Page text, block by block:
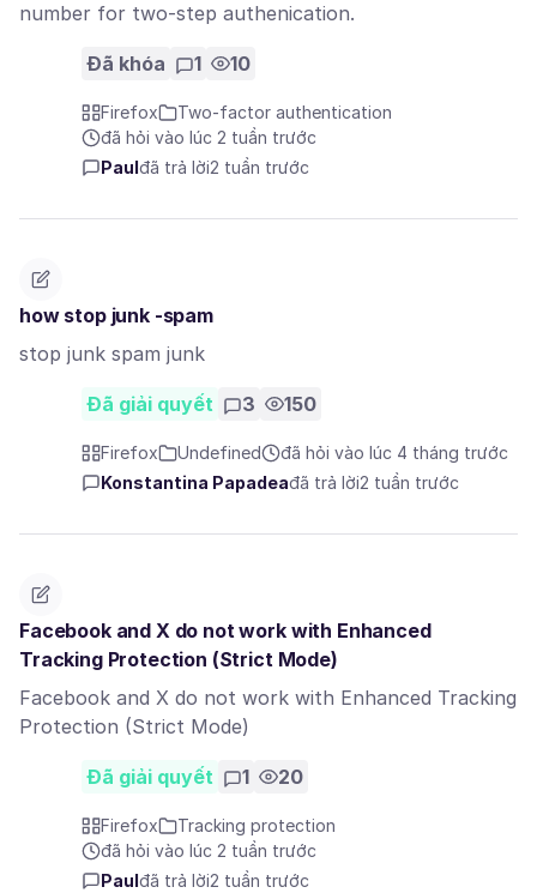
number for two-step authenication.
Đã khóa 1 10
Firefox
Two-factor authentication
đã hỏi vào lúc 2 tuần trước
Paul đã trả lời2 tuần trước
how stop junk -spam
stop junk spam junk
Đã giải quyết 3 150
Firefox Undefined
đã hỏi vào lúc 4 tháng trước
Konstantina Papadeađã trả lời2 tuần trước
Facebook and X do not work with Enhanced
Tracking Protection (Strict Mode)
Facebook and X do not work with Enhanced Tracking
Protection (Strict Mode)
Đã giải quyết 1 20
Firefox
Tracking protection
đã hỏi vào lúc 2 tuần trước
Paul đã trả lời2 tuần trước